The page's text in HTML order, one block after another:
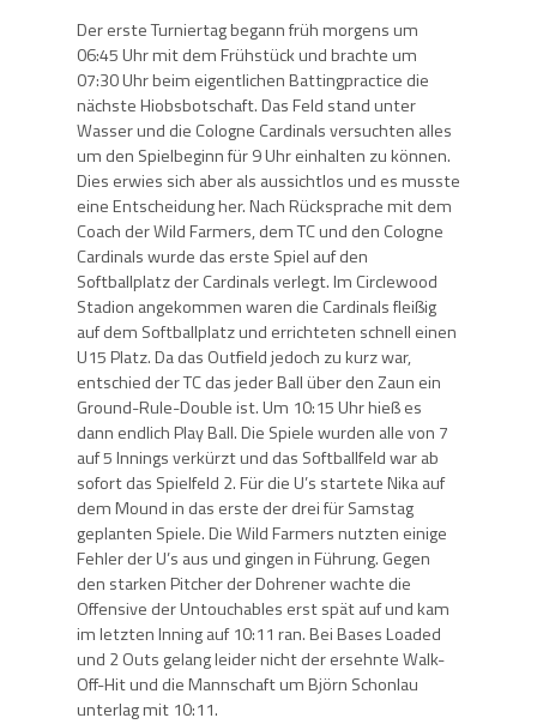
Der erste Turniertag begann früh morgens um
06:45 Uhr mit dem Frühstück und brachte um
07:30 Uhr beim eigentlichen Battingpractice die
nächste Hiobsbotschaft. Das Feld stand unter
Wasser und die Cologne Cardinals versuchten alles
um den Spielbeginn für 9 Uhr einhalten zu können.
Dies erwies sich aber als aussichtlos und es musste
eine Entscheidung her. Nach Rücksprache mit dem
Coach der Wild Farmers, dem TC und den Cologne
Cardinals wurde das erste Spiel auf den
Softballplatz der Cardinals verlegt. Im Circlewood
Stadion angekommen waren die Cardinals fleißig
auf dem Softballplatz und errichteten schnell einen
U15 Platz. Da das Outfield jedoch zu kurz war,
entschied der TC das jeder Ball über den Zaun ein
Ground-Rule-Double ist. Um 10:15 Uhr hieß es
dann endlich Play Ball. Die Spiele wurden alle von 7
auf 5 Innings verkürzt und das Softballfeld war ab
sofort das Spielfeld 2. Für die U’s startete Nika auf
dem Mound in das erste der drei für Samstag
geplanten Spiele. Die Wild Farmers nutzten einige
Fehler der U’s aus und gingen in Führung. Gegen
den starken Pitcher der Dohrener wachte die
Offensive der Untouchables erst spät auf und kam
im letzten Inning auf 10:11 ran. Bei Bases Loaded
und 2 Outs gelang leider nicht der ersehnte Walk-
Off-Hit und die Mannschaft um Björn Schonlau
unterlag mit 10:11.